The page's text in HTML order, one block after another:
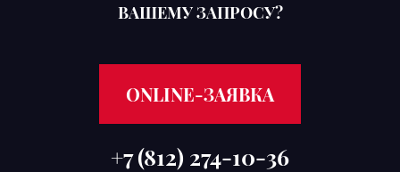
ВАШЕМУ ЗАПРОСУ?
ONLINE-ЗАЯВКА
+7 (812) 274-10-36